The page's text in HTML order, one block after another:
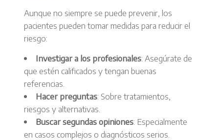
Aunque no siempre se puede prevenir, los
pacientes pueden tomar medidas para reducir el
riesgo:
Investigar a los profesionales: Asegúrate de
que estén calificados y tengan buenas
referencias.
Hacer preguntas: Sobre tratamientos,
riesgos y alternativas.
Buscar segundas opiniones: Especialmente
en casos complejos o diagnósticos serios.